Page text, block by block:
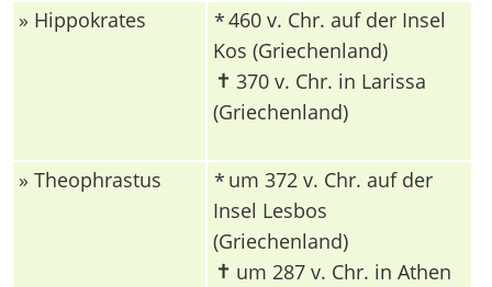
» Hippokrates
*460 v. Chr. auf der Insel
Kos (Griechenland)
✝ 370 v. Chr. in Larissa
(Griechenland)
» Theophrastus * um 372 v. Chr. auf der
Insel Lesbos
(Griechenland)
✝ um 287 v. Chr. in Athen